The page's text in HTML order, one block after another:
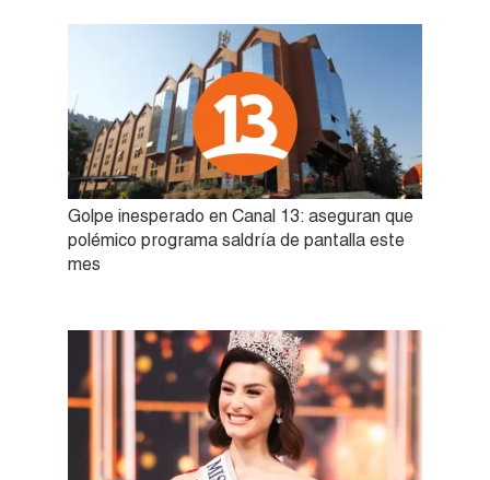
Golpe inesperado en Canal 13: aseguran que
polémico programa saldría de pantalla este
mes